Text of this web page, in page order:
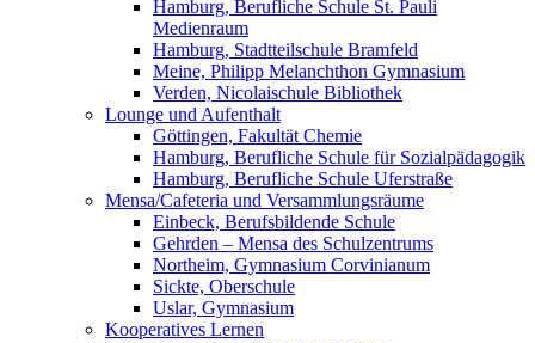
Hamburg, Berufliche Schule St. Pauli
Medienraum
Hamburg, Stadtteilschule Bramfeld
Meine, Philipp Melanchthon Gymnasium
Verden, Nicolaischule Bibliothek
Lounge und Aufenthalt
Göttingen, Fakultät Chemie
Hamburg, Berufliche Schule für Sozialpädagogik
Hamburg, Berufliche Schule Uferstraße
Mensa/Cafeteria und Versammlungsräume
Einbeck, Berufsbildende Schule
Gehrden – Mensa des Schulzentrums
Northeim, Gymnasium Corvinianum
Sickte, Oberschule
Uslar, Gymnasium
Kooperatives Lernen